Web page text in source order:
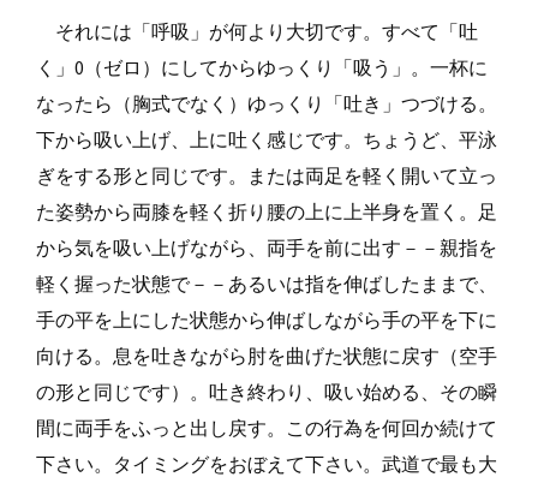
それには「呼吸」が何より大切です。すべて「吐
く」0（ゼロ）にしてからゆっくり「吸う」。一杯に
なったら（胸式でなく）ゆっくり「吐き」つづける。
下から吸い上げ、上に吐く感じです。ちょうど、平泳
ぎをする形と同じです。または両足を軽く開いて立っ
た姿勢から両膝を軽く折り腰の上に上半身を置く。足
から気を吸い上げながら、両手を前に出す－－親指を
軽く握った状態で－－あるいは指を伸ばしたままで、
手の平を上にした状態から伸ばしながら手の平を下に
向ける。息を吐きながら肘を曲げた状態に戻す（空手
の形と同じです）。吐き終わり、吸い始める、その瞬
間に両手をふっと出し戻す。この行為を何回か続けて
下さい。タイミングをおぼえて下さい。武道で最も大